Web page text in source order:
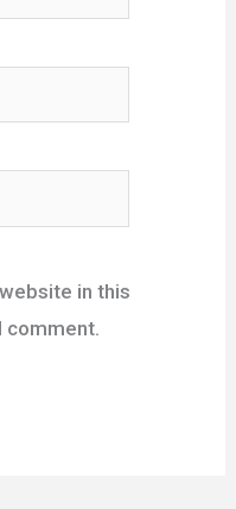
in this
comment.